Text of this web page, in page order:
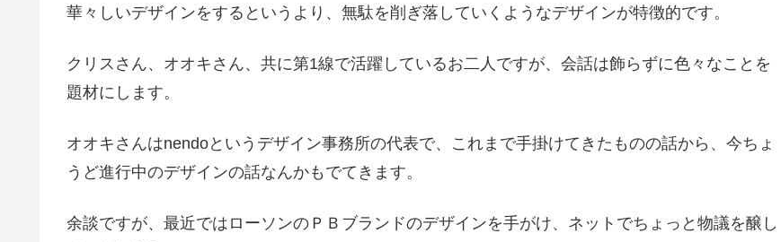
華々しいデザインをするというより、無駄を削ぎ落していくようなデザインが特徴的です。
クリスさん、オオキさん、共に第1線で活躍しているお二人ですが、会話は飾らずに色々なことを
題材にします。
オオキさんはnendoというデザイン事務所の代表で、これまで手掛けてきたものの話から、今ちょ
うど進行中のデザインの話なんかもでてきます。
余談ですが、最近ではローソンのＰＢブランドのデザインを手がけ、ネットでちょっと物議を醸し